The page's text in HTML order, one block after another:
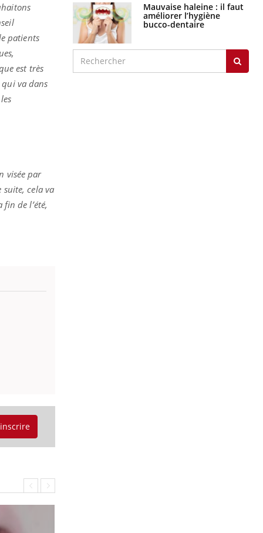
patients
est très
va dans
visée par
suite, cela va
de l’été,
graves
Maladie de Charcot
amyotrophique)